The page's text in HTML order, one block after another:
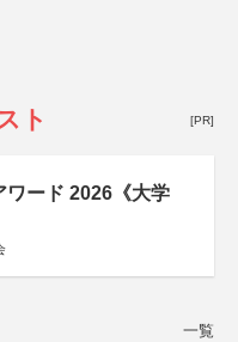
ト [PR]
ワード 2026《大学
一覧